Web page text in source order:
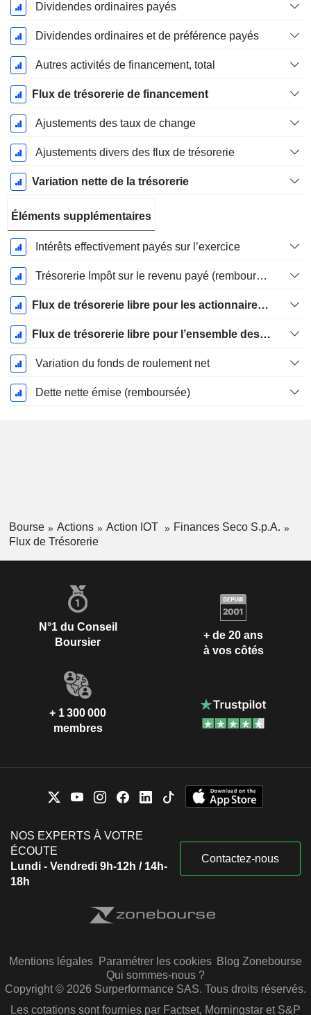
Dividendes ordinaires payés
Dividendes ordinaires et de préférence payés
Autres activités de financement, total
Flux de trésorerie de financement
Ajustements des taux de change
Ajustements divers des flux de trésorerie
Variation nette de la trésorerie
Éléments supplémentaires
Intérêts effectivement payés sur l’exercice
Trésorerie Impôt sur le revenu payé (remboursement)Impôt effectivement payé (remboursé) sur l’exercice
Flux de trésorerie libre pour les actionnaires FCFE
Flux de trésorerie libre pour l’ensemble des pourvoyeurs de fonds (créanciers et actionnaires) FCFF
Variation du fonds de roulement net
Dette nette émise (remboursée)
Bourse Actions Action IOT
Finances Seco S.p.A.
Flux de Trésorerie
N°1 du Conseil
Boursier
+ de 20 ans
à vos côtés
+ 1 300 000
membres
NOS EXPERTS À VOTRE
ÉCOUTE
Lundi - Vendredi 9h-12h / 14h-
18h
Contactez-nous
Mentions légales Paramétrer les cookies Blog Zonebourse
Qui sommes-nous ?
Copyright © 2026 Surperformance SAS. Tous droits réservés.
Les cotations sont fournies par Factset, Morningstar et S&P